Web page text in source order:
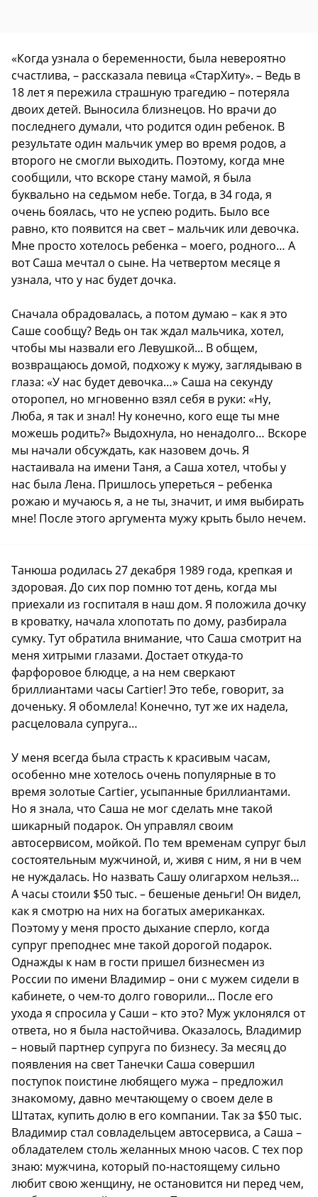
«Когда узнала о беременности, была невероятно
счастлива, – рассказала певица «СтарХиту». – Ведь в
18 лет я пережила страшную трагедию – потеряла
двоих детей. Выносила близнецов. Но врачи до
последнего думали, что родится один ребенок. В
результате один мальчик умер во время родов, а
второго не смогли выходить. Поэтому, когда мне
сообщили, что вскоре стану мамой, я была
буквально на седьмом небе. Тогда, в 34 года, я
очень боялась, что не успею родить. Было все
равно, кто появится на свет – мальчик или девочка.
Мне просто хотелось ребенка – моего, родного… А
вот Саша мечтал о сыне. На четвертом месяце я
узнала, что у нас будет дочка.
Сначала обрадовалась, а потом думаю – как я это
Саше сообщу? Ведь он так ждал мальчика, хотел,
чтобы мы назвали его Левушкой... В общем,
возвращаюсь домой, подхожу к мужу, заглядываю в
глаза: «У нас будет девочка…» Саша на секунду
оторопел, но мгновенно взял себя в руки: «Ну,
Люба, я так и знал! Ну конечно, кого еще ты мне
можешь родить?» Выдохнула, но ненадолго… Вскоре
мы начали обсуждать, как назовем дочь. Я
настаивала на имени Таня, а Саша хотел, чтобы у
нас была Лена. Пришлось упереться – ребенка
рожаю и мучаюсь я, а не ты, значит, и имя выбирать
мне! После этого аргумента мужу крыть было нечем.
Танюша родилась 27 декабря 1989 года, крепкая и
здоровая. До сих пор помню тот день, когда мы
приехали из госпиталя в наш дом. Я положила дочку
в кроватку, начала хлопотать по дому, разбирала
сумку. Тут обратила внимание, что Саша смотрит на
меня хитрыми глазами. Достает откуда-то
фарфоровое блюдце, а на нем сверкают
бриллиантами часы Cartier! Это тебе, говорит, за
доченьку. Я обомлела! Конечно, тут же их надела,
расцеловала супруга…
У меня всегда была страсть к красивым часам,
особенно мне хотелось очень популярные в то
время золотые Cartier, усыпанные бриллиантами.
Но я знала, что Саша не мог сделать мне такой
шикарный подарок. Он управлял своим
автосервисом, мойкой. По тем временам супруг был
состоятельным мужчиной, и, живя с ним, я ни в чем
не нуждалась. Но назвать Сашу олигархом нельзя…
А часы стоили $50 тыc. – бешеные деньги! Он видел,
как я смотрю на них на богатых американках.
Поэтому у меня просто дыхание сперло, когда
супруг преподнес мне такой дорогой подарок.
Однажды к нам в гости пришел бизнесмен из
России по имени Владимир – они с мужем сидели в
кабинете, о чем-то долго говорили... После его
ухода я спросила у Саши – кто это? Муж уклонялся от
ответа, но я была настойчива. Оказалось, Владимир
– новый партнер супруга по бизнесу. За месяц до
появления на свет Танечки Саша совершил
поступок поистине любящего мужа – предложил
знакомому, давно мечтающему о своем деле в
Штатах, купить долю в его компании. Так за $50 тыс.
Владимир стал совладельцем автосервиса, а Саша –
обладателем столь желанных мною часов. С тех пор
знаю: мужчина, который по-настоящему сильно
любит свою женщину, не остановится ни перед чем,